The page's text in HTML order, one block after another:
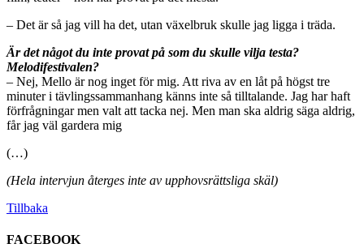
– Det är så jag vill ha det, utan växelbruk skulle jag ligga i träda.
Är det något du inte provat på som du skulle vilja testa?
Melodifestivalen?
– Nej, Mello är nog inget för mig. Att riva av en låt på högst tre
minuter i tävlingssammanhang känns inte så tilltalande. Jag har haft
förfrågningar men valt att tacka nej. Men man ska aldrig säga aldrig,
får jag väl gardera mig
(…)
(Hela intervjun återges inte av upphovsrättsliga skäl)
Tillbaka
FACEBOOK